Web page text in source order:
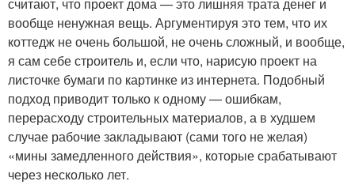
считают, что проект дома — это лишняя трата денег и
вообще ненужная вещь. Аргументируя это тем, что их
коттедж не очень большой, не очень сложный, и вообще,
я сам себе строитель и, если что, нарисую проект на
листочке бумаги по картинке из интернета. Подобный
подход приводит только к одному — ошибкам,
перерасходу строительных материалов, а в худшем
случае рабочие закладывают (сами того не желая)
«мины замедленного действия», которые срабатывают
через несколько лет.